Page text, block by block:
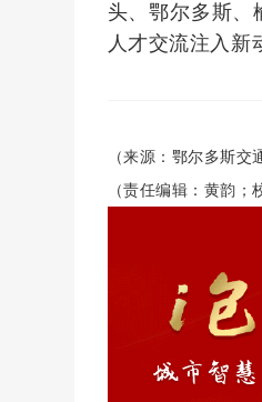
头、鄂尔多斯、
人才交流注入新
（来源：鄂尔多斯交
（责任编辑：黄韵